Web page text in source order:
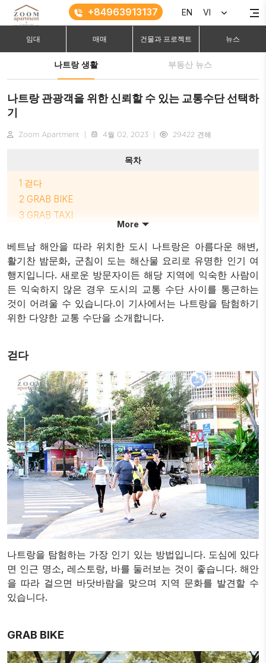
+84963913137 EN VI
임대 매매 건물과 프로젝트 뉴스
나트랑 생활 부동산 뉴스
나트랑 관광객을 위한 신뢰할 수 있는 교통수단 선택하
기
Zoom Apartment | 4월 02, 2023 | 29422 견해
목차
1 걷다
2 GRAB BIKE
3 GRAB TAXI
5대중버스
6택시
7 오토바이
8개인 차량
9
기차
More
베트남 해안을 따라 위치한 도시 나트랑은 아름다운 해변,
활기찬 밤문화, 군침이 도는 해산물 요리로 유명한 인기 여
행지입니다. 새로운 방문자이든 해당 지역에 익숙한 사람이
든 익숙하지 않은 경우 도시의 교통 수단 사이를 통근하는
것이 어려울 수 있습니다.이 기사에서는 나트랑을 탐험하기
위한 다양한 교통 수단을 소개합니다.
걷다
나트랑을 탐험하는 가장 인기 있는 방법입니다. 도심에 있다
면 인근 명소, 레스토랑, 바를 둘러보는 것이 좋습니다. 해안
을 따라 걸으면 바닷바람을 맞으며 지역 문화를 발견할 수
있습니다.
GRAB BIKE